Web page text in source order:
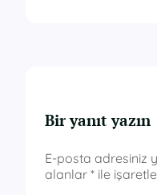
Bir yanıt yazın
E-posta adresiniz
alanlar * ile